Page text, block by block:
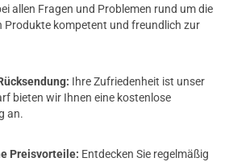
allen Fragen und Problemen rund um die
Produkte kompetent und freundlich zur
Ihre Zufriedenheit ist unser
bieten wir Ihnen eine kostenlose
an.
Preisvorteile: Entdecken Sie regelmäßig